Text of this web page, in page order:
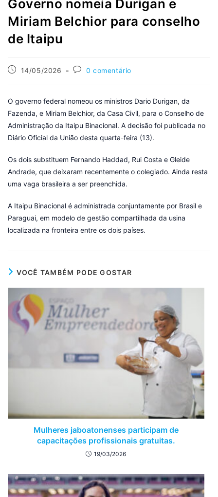
Governo nomeia Durigan e
Miriam Belchior para conselho
de Itaipu
14/05/2026 0 comentário
O governo federal nomeou os ministros Dario Durigan, da
Fazenda, e Miriam Belchior, da Casa Civil, para o Conselho de
Administração da Itaipu Binacional. A decisão foi publicada no
Diário Oficial da União desta quarta-feira (13).
Os dois substituem Fernando Haddad, Rui Costa e Gleide
Andrade, que deixaram recentemente o colegiado. Ainda resta
uma vaga brasileira a ser preenchida.
A Itaipu Binacional é administrada conjuntamente por Brasil e
Paraguai, em modelo de gestão compartilhada da usina
localizada na fronteira entre os dois países.
VOCÊ TAMBÉM PODE GOSTAR
Mulheres jaboatonenses participam de
capacitações profissionais gratuitas.
19/03/2026